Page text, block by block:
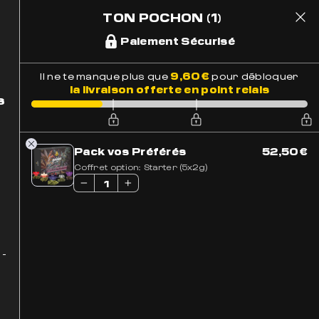
TON POCHON (1)
Paiement Sécurisé
Il ne te manque plus que 9,60€pour débloquer
la livraison offerte en point relais
Pack vos Préférés
Coffret option: Starter (5x2g)
52,50€
-